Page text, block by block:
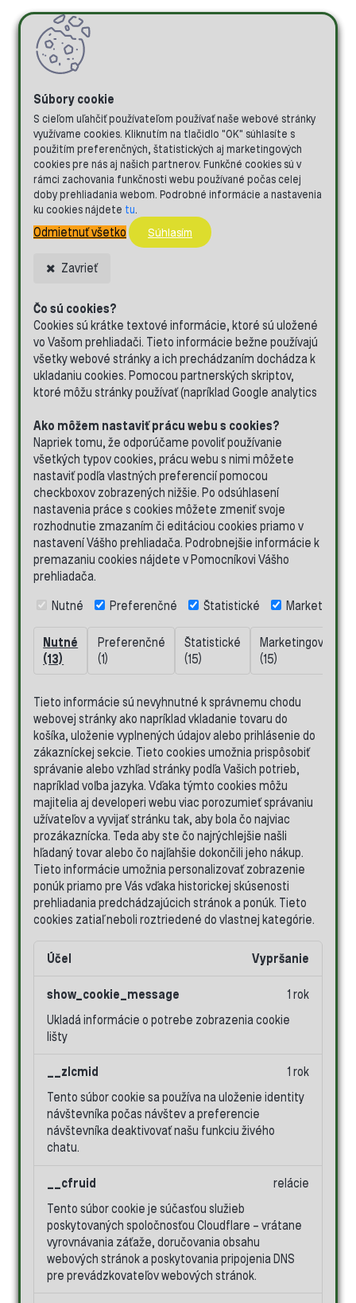
S cieľom uľahčiť používateľom používať naše webové stránky
využívame cookies. Kliknutím na tlačidlo "OK" súhlasíte s
použitím preferenčných, štatistických aj marketingových
cookies pre nás aj našich partnerov. Funkčné cookies sú v
rámci zachovania funkčnosti webu používané počas celej
doby prehliadania webom. Podrobné informácie a nastavenia
ku cookies nájdete tu.
Odmietnuť všetko Súhlasím
Zavrieť
Čo sú cookies?
Cookies sú krátke textové informácie, ktoré sú uložené
vo Vašom prehliadači. Tieto informácie bežne používajú
všetky webové stránky a ich prechádzaním dochádza k
ukladaniu cookies. Pomocou partnerských skriptov,
ktoré môžu stránky používať (napríklad Google analytics
Ako môžem nastaviť prácu webu s cookies?
Napriek tomu, že odporúčame povoliť používanie
všetkých typov cookies, prácu webu s nimi môžete
nastaviť podľa vlastných preferencií pomocou
checkboxov zobrazených nižšie. Po odsúhlasení
nastavenia práce s cookies môžete zmeniť svoje
rozhodnutie zmazaním či editáciou cookies priamo v
nastavení Vášho prehliadača. Podrobnejšie informácie k
premazaniu cookies nájdete v Pomocníkovi Vášho
prehliadača.
Nutné Preferenčné Štatistické Marketingové
Nutné
(13)
Preferenčné
(1)
Štatistické
(15)
Marketingové
(15)
Tieto informácie sú nevyhnutné k správnemu chodu
webovej stránky ako napríklad vkladanie tovaru do
košíka, uloženie vyplnených údajov alebo prihlásenie do
zákazníckej sekcie. Tieto cookies umožnia prispôsobiť
správanie alebo vzhľad stránky podľa Vašich potrieb,
napríklad voľba jazyka. Vďaka týmto cookies môžu
majitelia aj developeri webu viac porozumieť správaniu
užívateľov a vyvijať stránku tak, aby bola čo najviac
prozákaznícka. Teda aby ste čo najrýchlejšie našli
hľadaný tovar alebo čo najľahšie dokončili jeho nákup.
Tieto informácie umožnia personalizovať zobrazenie
ponúk priamo pre Vás vďaka historickej skúsenosti
prehliadania predchádzajúcich stránok a ponúk. Tieto
cookies zatiaľ neboli roztriedené do vlastnej kategórie.
Účel Vypršanie
show_cookie_message
Ukladá informácie o potrebe zobrazenia cookie
lišty
1 rok
__zlcmid
Tento súbor cookie sa používa na uloženie identity
návštevníka počas návštev a preferencie
návštevníka deaktivovať našu funkciu živého
chatu.
1 rok
__cfruid
Tento súbor cookie je súčasťou služieb
poskytovaných spoločnosťou Cloudflare – vrátane
vyrovnávania záťaže, doručovania obsahu
webových stránok a poskytovania pripojenia DNS
pre prevádzkovateľov webových stránok.
relácie